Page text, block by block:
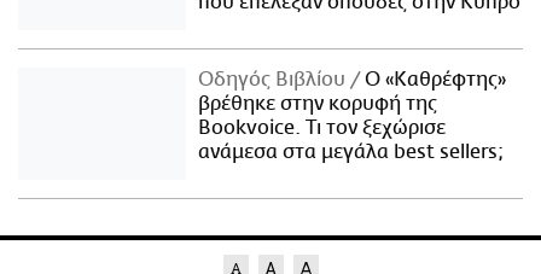
Οδηγός Βιβλίου
Ο «Καθρέφτης»
βρέθηκε στην κορυφή της
Bookvoice. Τι τον ξεχώρισε
ανάμεσα στα μεγάλα best sellers;